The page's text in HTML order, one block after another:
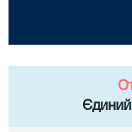
Єдиний